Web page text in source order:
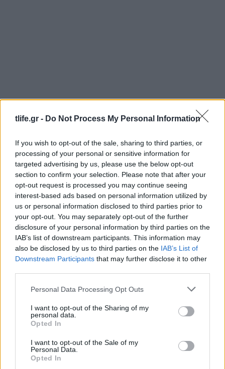
tlife.gr - Do Not Process My Personal Information
If you wish to opt-out of the sale, sharing to third parties, or
processing of your personal or sensitive information for
targeted advertising by us, please use the below opt-out
section to confirm your selection. Please note that after your
opt-out request is processed you may continue seeing
interest-based ads based on personal information utilized by
us or personal information disclosed to third parties prior to
your opt-out. You may separately opt-out of the further
disclosure of your personal information by third parties on the
IAB’s list of downstream participants. This information may
also be disclosed by us to third parties on the IAB’s List of
Downstream Participants that may further disclose it to other
Please note that this website/app uses one or more Google
not limited to your visit or usage behaviour. You may click to
grant or deny consent to Google and its third-party tags to
use your data for below specified purposes in below Google
consent section.
Personal Data Processing Opt Outs
I want to opt-out of the Sharing of my
personal data.
Opted In
I want to opt-out of the Sale of my
Personal Data.
Opted In
Follow us on
facebook
Ακολουθήστε το